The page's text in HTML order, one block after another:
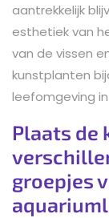
aantrekkelijk
esthetiek van
van de vissen
kunstplanten
leefomgeving
Plaats de
groepjes